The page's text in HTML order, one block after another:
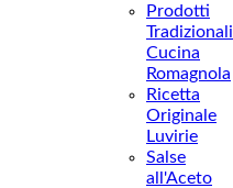
Prodotti
Tradizionali
Cucina
Romagnola
Ricetta
Originale
Luvirie
Salse
all'Aceto